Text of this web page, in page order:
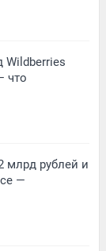
Wildberries
что
млрд рублей и
—